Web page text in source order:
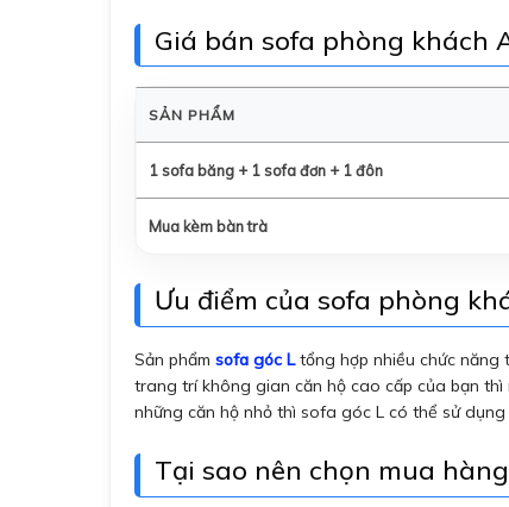
Giá bán sofa phòng khách
SẢN PHẨM
1 sofa băng + 1 sofa đơn + 1 đôn
Mua kèm bàn trà
Ưu điểm của sofa phòng
Sản phẩm sofa góc Ltổng hợp nhiều chức năng
trang trí không gian căn hộ cao cấp của bạn
những căn hộ nhỏ thì sofa góc L có thể sử
Tại sao nên chọn mua